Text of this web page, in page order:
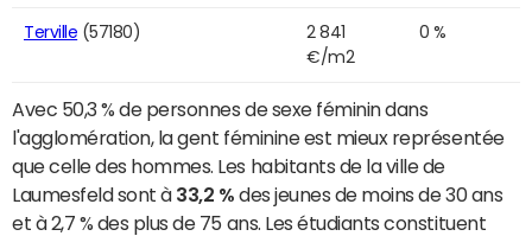
Terville (57180)
2 841
€/m2
0 %
Avec 50,3 % de personnes de sexe féminin dans
l'agglomération, la gent féminine est mieux représentée
que celle des hommes. Les habitants de la ville de
Laumesfeld sont à 33,2 % des jeunes de moins de 30 ans
et à 2,7 % des plus de 75 ans. Les étudiants constituent